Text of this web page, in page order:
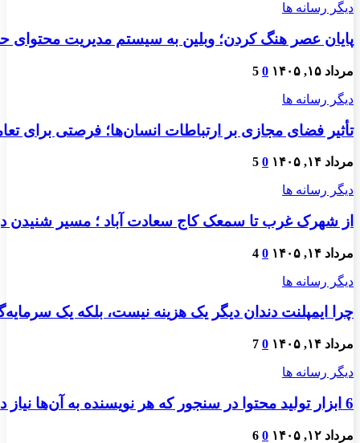
دیگر رسانه ها
پایان عصر هنگ کردن؛ وبلین به سیستم مدیریت محتوای
مرداد ۱۵, ۱۴۰۵ 0
5
دیگر رسانه ها
تأثیر فضای مجازی بر ارتباطات انسان‌ها؛ فرصتی برای
مرداد ۱۴, ۱۴۰۵ 0
5
دیگر رسانه ها
از شهرک غرب تا سمعک کاج سعادت آباد ؛ مسیر شنیدن
مرداد ۱۴, ۱۴۰۵ 0
4
دیگر رسانه ها
چرا ایمپلنت دندان دیگر یک هزینه نیست، بلکه یک
مرداد ۱۴, ۱۴۰۵ 0
7
دیگر رسانه ها
6 ابزار تولید محتوا در سنجور که هر نویسنده به آن‌ها نیاز دارد
مرداد ۱۲, ۱۴۰۵ 0
6